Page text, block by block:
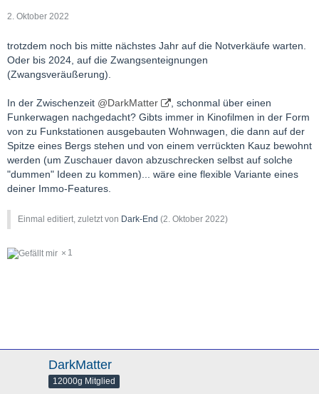
2. Oktober 2022
trotzdem noch bis mitte nächstes Jahr auf die Notverkäufe warten.
Oder bis 2024, auf die Zwangsenteignungen
(Zwangsveräußerung).
In der Zwischenzeit @DarkMatter
, schonmal über einen
Funkerwagen nachgedacht? Gibts immer in Kinofilmen in der Form
von zu Funkstationen ausgebauten Wohnwagen, die dann auf der
Spitze eines Bergs stehen und von einem verrückten Kauz bewohnt
werden (um Zuschauer davon abzuschrecken selbst auf solche
"dummen" Ideen zu kommen)... wäre eine flexible Variante eines
deiner Immo-Features.
Einmal editiert, zuletzt von Dark-End (2. Oktober 2022)
1
DarkMatter
12000g Mitglied